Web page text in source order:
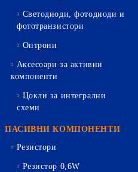
Светодиоди, фотодиоди и
фототранзистори
Оптрони
Аксесоари за активни
компоненти
Цокли за интегрални
схеми
ПАСИВНИ КОМПОНЕНТИ
Резистори
Резистор 0,6W